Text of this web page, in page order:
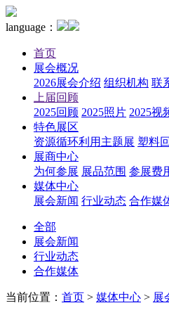
language：
首页
展会概况
2026展会介绍 组织机构 联
上届回顾
2025回顾 2025照片 2025视
特色展区
资源循环利用主题展 塑料
展商中心
为何参展 展品范围 参展费
媒体中心
展会新闻 行业动态 合作媒
全部
展会新闻
行业动态
合作媒体
当前位置： 首页 > 媒体中心 > 展